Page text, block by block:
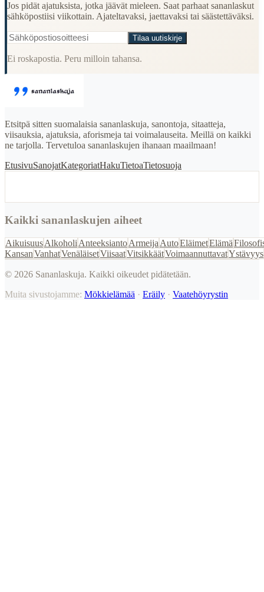
Jos pidät ajatuksista, jotka jäävät mieleen. Saat parhaat sananlaskut
sähköpostiisi viikottain. Ajateltavaksi, jaettavaksi tai säästettäväksi.
Tilaa uutiskirje
Ei roskapostia. Peru milloin tahansa.
Etsitpä sitten suomalaisia sananlaskuja, sanontoja, sitaatteja,
viisauksia, ajatuksia, aforismeja tai voimalauseita. Meillä on kaikki
ne tarjolla. Tervetuloa sananlaskujen ihanaan maailmaan!
EtusivuSanojatKategoriatHakuTietoaTietosuoja
Kaikki sananlaskujen aiheet
AikuisuusAlkoholi AnteeksiantoArmeija AutoEläimetElämä
KansanVanhatVenäläisetViisaatVitsikkäätVoimaannuttavatYstävyys
© 2026 Sananlaskuja. Kaikki oikeudet pidätetään.
Muita sivustojamme: Mökkielämää · Eräily · Vaatehöyrystin